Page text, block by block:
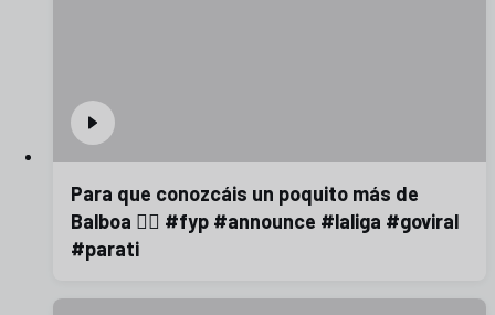
Para que conozcáis un poquito más de
Balboa 😮‍💨 #fyp #announce #laliga #goviral
#parati